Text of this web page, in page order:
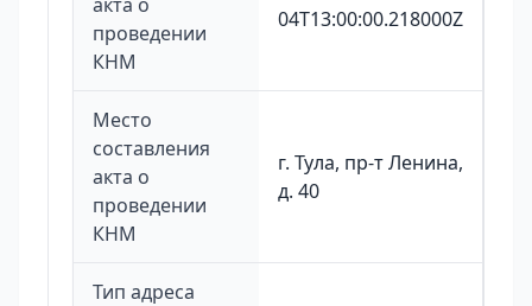
проведении
КНМ
04T13:00:00.218000Z
Место
составления
акта о
проведении
КНМ
г. Тула, пр-т Ленина,
д. 40
Тип адреса